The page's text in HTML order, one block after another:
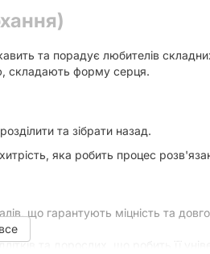
та порадує любителів
складають форму серця.
та зібрати назад.
яка робить процес
що гарантують міцність та
та дорослих, що робить її